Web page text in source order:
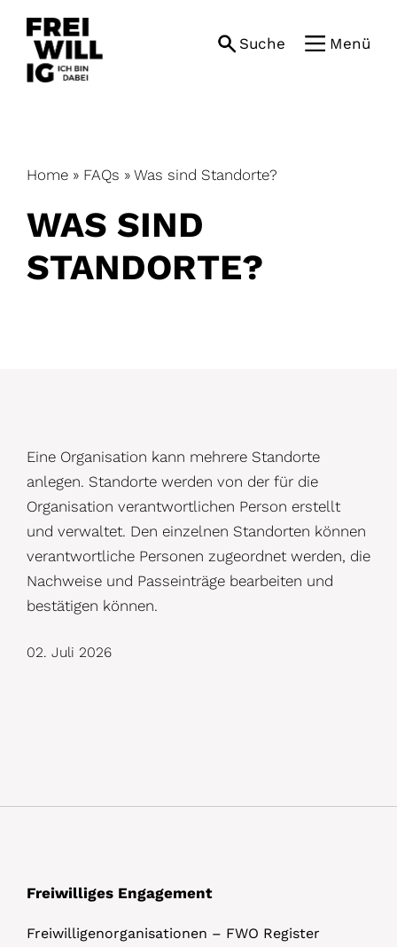
content
Suche Menü
Home » FAQs » Was sind Standorte?
WAS SIND
STANDORTE?
D
e
t
a
i
l
Eine Organisation kann mehrere Standorte
anlegen. Standorte werden von der für die
Organisation verantwortlichen Person erstellt
und verwaltet. Den einzelnen Standorten können
verantwortliche Personen zugeordnet werden, die
Nachweise und Passeinträge bearbeiten und
bestätigen können.
02. Juli 2026
Freiwilliges Engagement
Freiwilligenorganisationen – FWO Register